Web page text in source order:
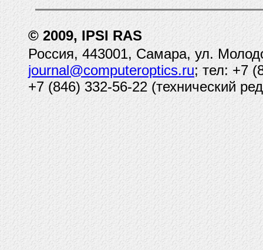
© 2009, IPSI RAS
Россия, 443001, Самара, ул.
journal@computeroptics.ru; тел: +7
+7 (846) 332-56-22 (технический